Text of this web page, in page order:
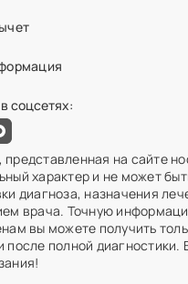
соцсетях:
на сайте
характер и не может
диагноза, назначения
врача. Точную
вы можете получить
после полной